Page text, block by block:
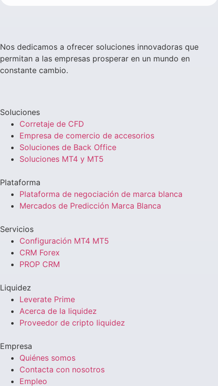
Nos dedicamos a ofrecer soluciones innovadoras que
permitan a las empresas prosperar en un mundo en
constante cambio.
Soluciones
Corretaje de CFD
Empresa de comercio de accesorios
Soluciones de Back Office
Soluciones MT4 y MT5
Plataforma
Plataforma de negociación de marca blanca
Mercados de Predicción Marca Blanca
Servicios
Configuración MT4 MT5
CRM Forex
PROP CRM
Liquidez
Leverate Prime
Acerca de la liquidez
Proveedor de cripto liquidez
Empresa
Quiénes somos
Contacta con nosotros
Empleo